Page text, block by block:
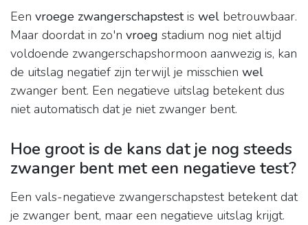
Een vroege zwangerschapstestis wel betrouwbaar.
Maar doordat in zo'n vroeg stadium nog niet altijd
voldoende zwangerschapshormoon aanwezig is, kan
de uitslag negatief zijn terwijl je misschien wel
zwanger bent. Een negatieve uitslag betekent dus
niet automatisch dat je niet zwanger bent.
Hoe groot is de kans dat je nog steeds
zwanger bent met een negatieve test?
Een vals-negatieve zwangerschapstest betekent dat
je zwanger bent, maar een negatieve uitslag krijgt.